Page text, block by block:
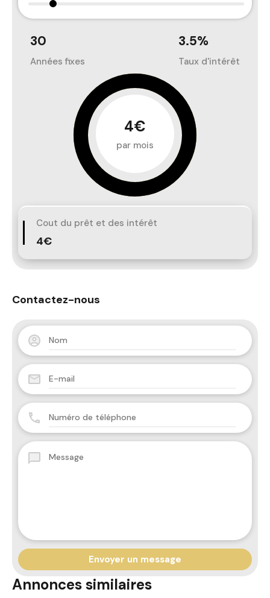
30
Années fixes
3.5%
Taux d'intérêt
4€
par mois
Cout du prêt et des intérêt
4€
Contactez-nous
Annonces similaires